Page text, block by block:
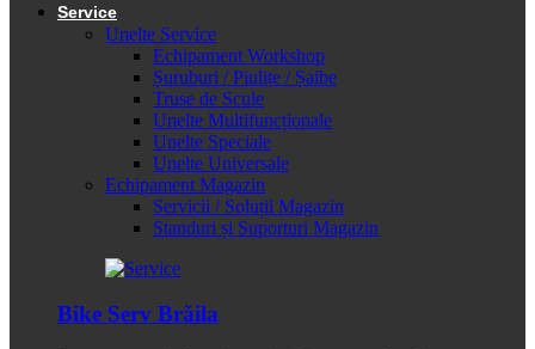
Service
Unelte Service
Echipament Workshop
Șuruburi / Piulițe / Șaibe
Truse de Scule
Unelte Multifuncționale
Unelte Speciale
Unelte Universale
Echipament Magazin
Servicii / Soluții Magazin
Standuri și Suporturi Magazin
Bike Serv Brăila